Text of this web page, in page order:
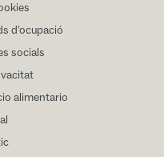
d'ocupació
socials
alimentario